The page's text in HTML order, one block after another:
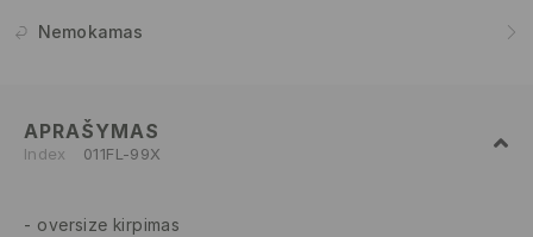
Nemokamas
APRAŠYMAS
Index 011FL-99X
oversize kirpimas